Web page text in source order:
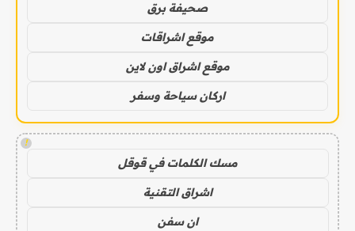
صحيفة برق
موقع اشراقات
موقع اشراق اون لاين
اركان سياحة وسفر
!
مسك الكلمات في قوقل
اشراق التقنية
ان سفن